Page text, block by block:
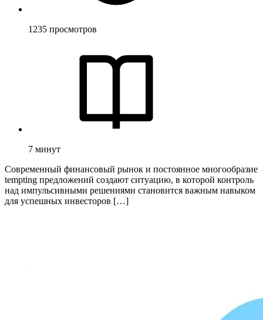
1235 просмотров
7 минут
Современный финансовый рынок и постоянное многообразие
tempting предложений создают ситуацию, в которой контроль
над импульсивными решениями становится важным навыком
для успешных инвесторов […]